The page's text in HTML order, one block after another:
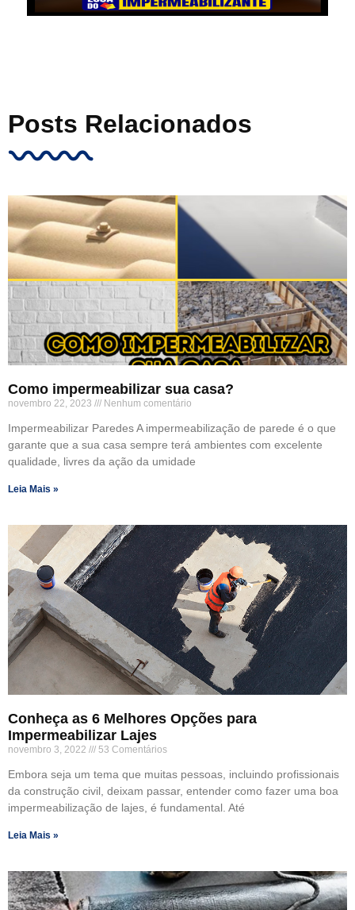
Posts Relacionados
Como impermeabilizar sua casa?
novembro 22, 2023 Nenhum comentário
Impermeabilizar Paredes A impermeabilização de parede é o que
garante que a sua casa sempre terá ambientes com excelente
qualidade, livres da ação da umidade
Leia Mais »
Conheça as 6 Melhores Opções para
Impermeabilizar Lajes
novembro 3, 2022 53 Comentários
Embora seja um tema que muitas pessoas, incluindo profissionais
da construção civil, deixam passar, entender como fazer uma boa
impermeabilização de lajes, é fundamental. Até
Leia Mais »